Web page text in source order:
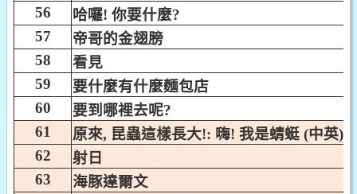
56
哈囉! 你要什麼?
57
帝哥的金翅膀
58
看見
59
要什麼有什麼麵包店
60
要到哪裡去呢?
61
原來, 昆蟲這樣長大!: 嗨! 我是蜻蜓 (中英)
62
射日
63
海豚達爾文